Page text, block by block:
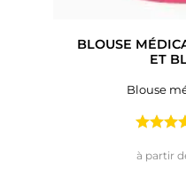
BLOUSE
ET
Blouse
à partir